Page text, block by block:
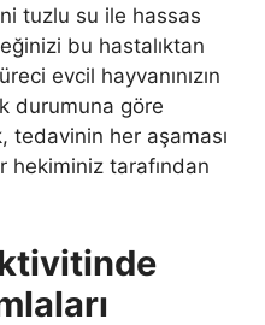
tuzlu su ile hassas
bu hastalıktan
evcil hayvanınızın
durumuna göre
tedavinin her aşaması
hekiminiz tarafından